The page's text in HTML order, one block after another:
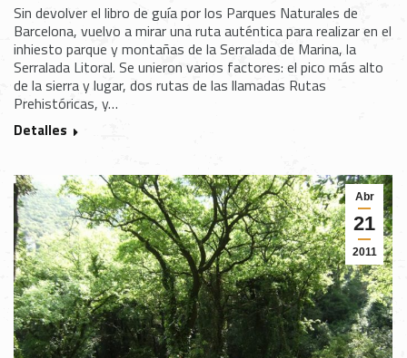
Sin devolver el libro de guía por los Parques Naturales de
Barcelona, vuelvo a mirar una ruta auténtica para realizar en el
inhiesto parque y montañas de la Serralada de Marina, la
Serralada Litoral. Se unieron varios factores: el pico más alto
de la sierra y lugar, dos rutas de las llamadas Rutas
Prehistóricas, y…
Detalles
Abr
21
2011